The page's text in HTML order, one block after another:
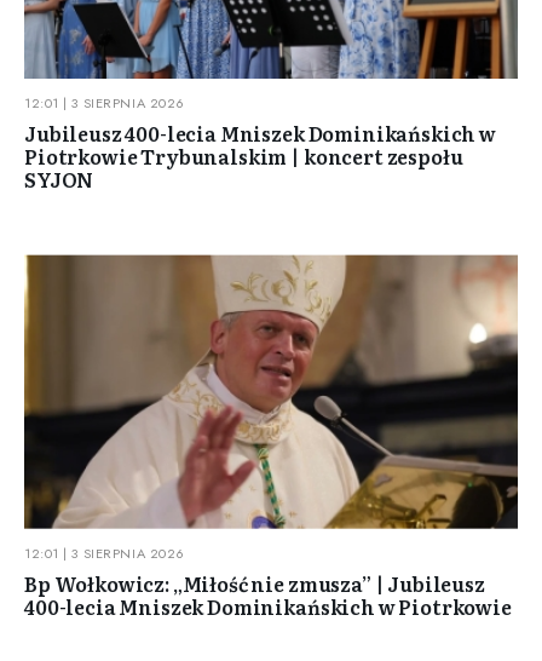
12:01 | 3 SIERPNIA 2026
Jubileusz 400-lecia Mniszek Dominikańskich w
Piotrkowie Trybunalskim | koncert zespołu
SYJON
12:01 | 3 SIERPNIA 2026
Bp Wołkowicz: „Miłość nie zmusza” | Jubileusz
400-lecia Mniszek Dominikańskich w Piotrkowie